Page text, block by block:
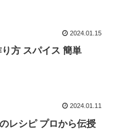
2024.01.15
り方 スパイス 簡単
2024.01.11
レシピ プロから伝授